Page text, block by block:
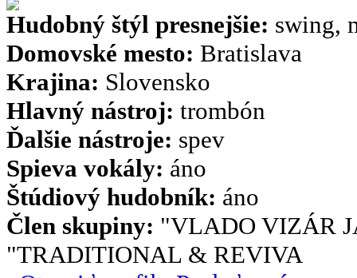
Hudobný štýl presnejšie: swing,
Domovské mesto: Bratislava
Krajina: Slovensko
Hlavný nástroj: trombón
Ďalšie nástroje: spev
Spieva vokály: áno
Štúdiový hudobník: áno
Člen skupiny: "VLADO VIZÁR
"TRADITIONAL & REVIVA